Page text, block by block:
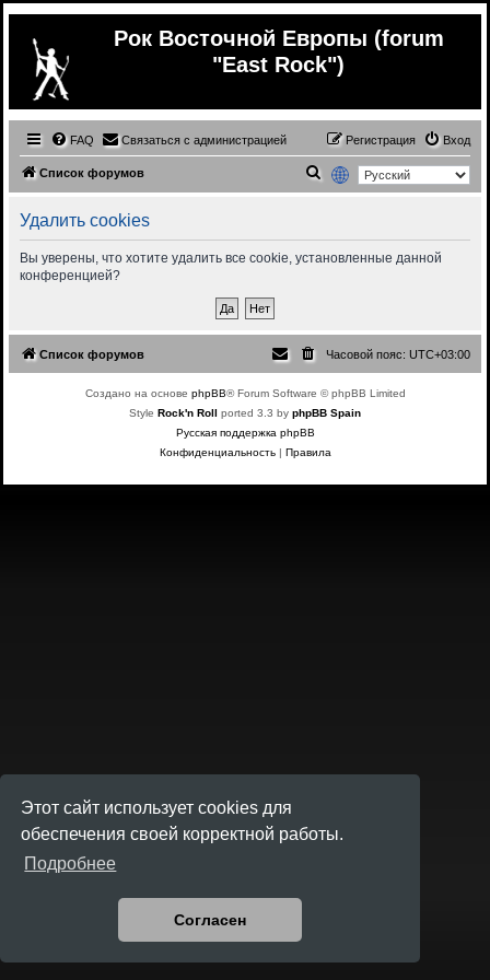
Этот сайт использует cookies для
обеспечения своей корректной работы.
Подробнее
Согласен
Рок Восточной Европы (forum
"East Rock")
FAQ Связаться с администрацией Вход
Регистрация
Список форумов
Удалить cookies
Вы уверены, что хотите удалить все cookie, установленные данной
конференцией?
Список форумов Часовой пояс: UTC+03:00
Создано на основе phpBB® Forum Software © phpBB Limited
Style Rock'n Roll ported 3.3 by phpBB Spain
Русская поддержка phpBB
Конфиденциальность| Правила